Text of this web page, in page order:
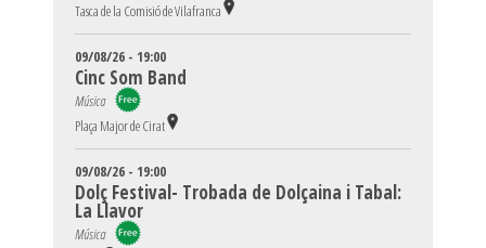
Tasca de la Comisió de Vilafranca
09/08/26 - 19:00
Cinc Som Band
Música
Plaça Major de Cirat
09/08/26 - 19:00
Dolç Festival- Trobada de Dolçaina i Tabal:
La Llavor
Música